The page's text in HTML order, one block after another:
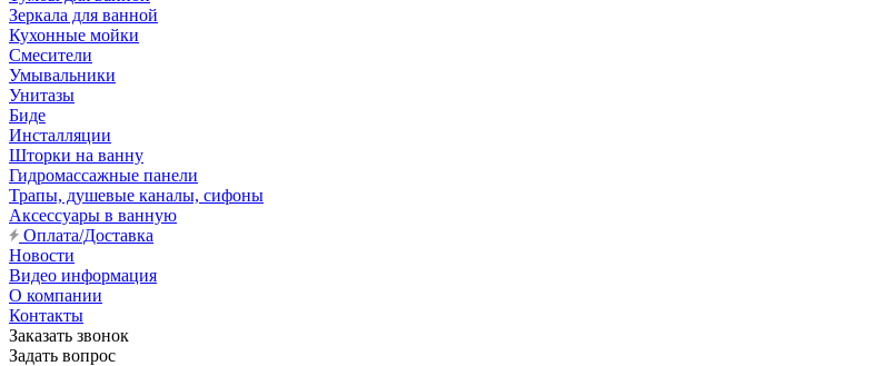
Зеркала для ванной
Кухонные мойки
Смесители
Умывальники
Унитазы
Биде
Инсталляции
Шторки на ванну
Гидромассажные панели
Трапы, душевые каналы, сифоны
Аксессуары в ванную
Оплата/Доставка
Новости
Видео информация
О компании
Контакты
Заказать звонок
Задать вопрос